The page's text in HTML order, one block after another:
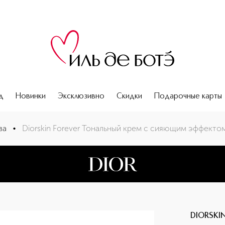
Новинки Эксклюзивно Скидки Подарочные карты
• Diorskin Forever Тональный крем с сияющим